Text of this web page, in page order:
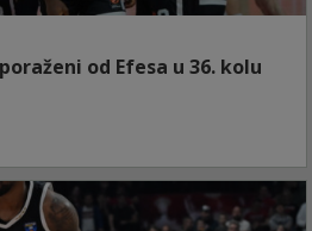
od Efesa u 36. kolu